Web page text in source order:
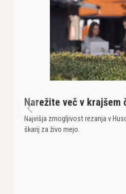
Narežite več v krajšem
Najvišja zmogljivost rezanja v
škarij za živo mejo.